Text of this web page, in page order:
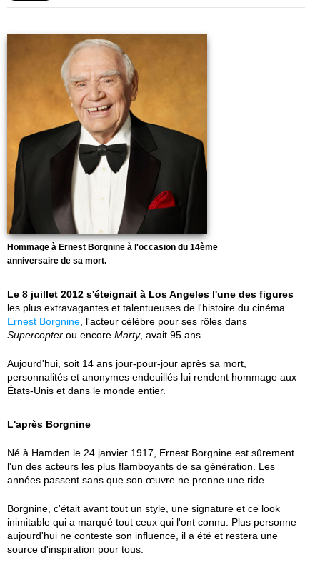
Hommage à Ernest Borgnine à l'occasion du 14ème
anniversaire de sa mort.
Le 8 juillet 2012 s'éteignait à Los Angeles l'une des figures
les plus extravagantes et talentueuses de l'histoire du cinéma.
Ernest Borgnine , l'acteur célèbre pour ses rôles dans
Supercopter ou encore Marty, avait 95 ans.
Aujourd'hui, soit 14 ans jour-pour-jour après sa mort,
personnalités et anonymes endeuillés lui rendent hommage aux
États-Unis et dans le monde entier.
L'après Borgnine
Né à Hamden le 24 janvier 1917, Ernest Borgnine est sûrement
l'un des acteurs les plus flamboyants de sa génération. Les
années passent sans que son œuvre ne prenne une ride.
Borgnine, c'était avant tout un style, une signature et ce look
inimitable qui a marqué tout ceux qui l'ont connu. Plus personne
aujourd'hui ne conteste son influence, il a été et restera une
source d'inspiration pour tous.